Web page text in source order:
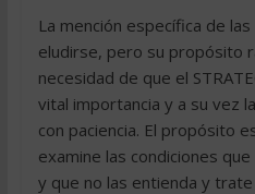
La mención específica de
eludirse, pero su propósito
necesidad de que el
vital importancia y a su vez
con paciencia. El propósito
examine las condiciones
y que no las entienda y trate